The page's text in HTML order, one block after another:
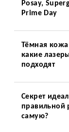
Posay,
Prime Day
Тёмная
какие
подходят
Секрет
правильной
самую?